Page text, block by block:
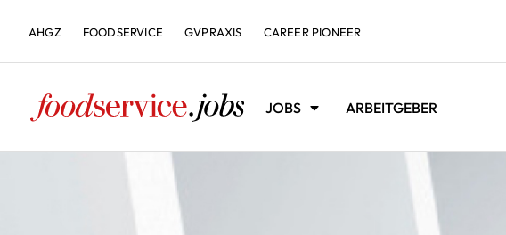
AHGZ FOODSERVICE GVPRAXIS CAREER PIONEER
JOBS ARBEITGEBER